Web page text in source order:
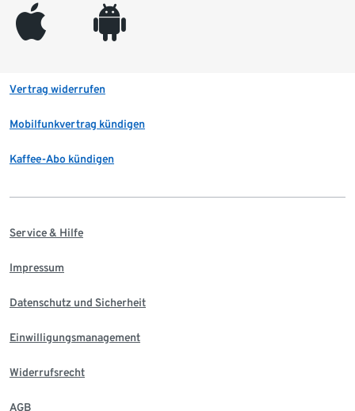
appleinc android
Vertrag widerrufen
Mobilfunkvertrag kündigen
Kaffee-Abo kündigen
Service & Hilfe
Impressum
Datenschutz und Sicherheit
Einwilligungsmanagement
Widerrufsrecht
AGB